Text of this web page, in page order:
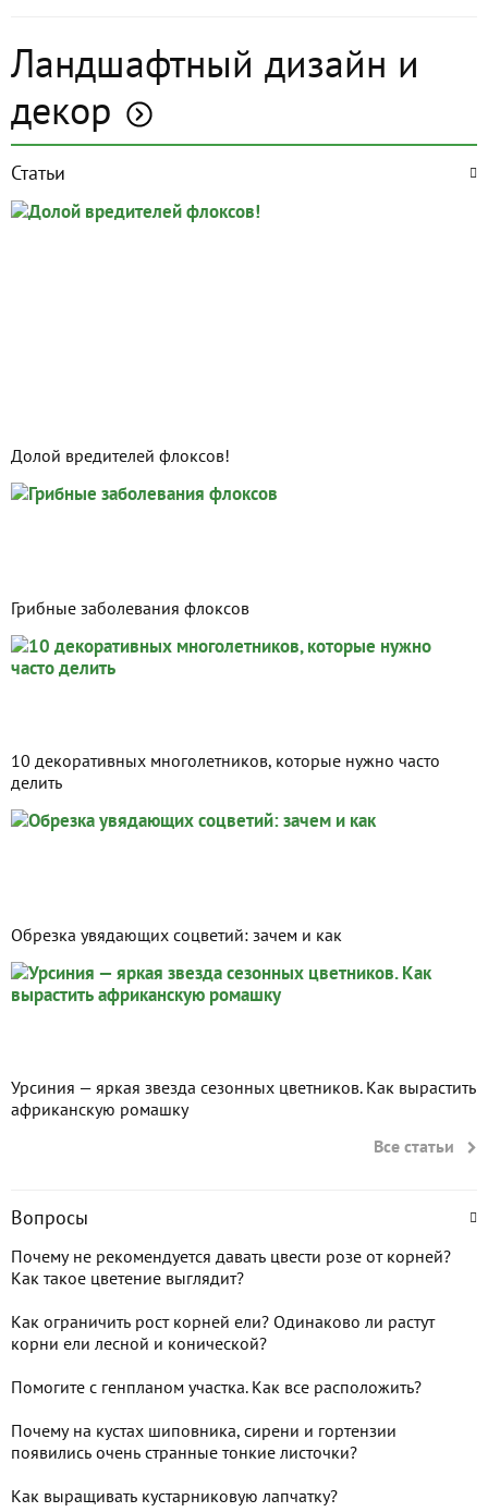
Ландшафтный дизайн и
декор
Статьи
Долой вредителей флоксов!
Грибные заболевания флоксов
10 декоративных многолетников, которые нужно часто
делить
Обрезка увядающих соцветий: зачем и как
Урсиния — яркая звезда сезонных цветников. Как вырастить
африканскую ромашку
Все статьи
Вопросы
Почему не рекомендуется давать цвести розе от корней?
Как такое цветение выглядит?
Как ограничить рост корней ели? Одинаково ли растут
корни ели лесной и конической?
Помогите с генпланом участка. Как все расположить?
Почему на кустах шиповника, сирени и гортензии
появились очень странные тонкие листочки?
Как выращивать кустарниковую лапчатку?